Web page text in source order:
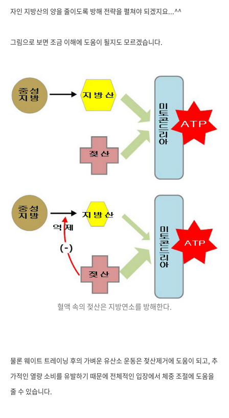
자인 지방산의 양을 줄이도록 방해 전략을 펼쳐야 되겠지요...^^
그림으로 보면 조금 이해에 도움이 될지도 모르겠습니다.
혈액 속의 젖산은 지방연소를 방해한다.
물론 웨이트 트레이닝 후의 가벼운 유산소 운동은 젖산제거에 도움이 되고, 추
가적인 열량 소비를 유발하기 때문에 전체적인 입장에서 체중 조절에 도움을
줄 수 있습니다.